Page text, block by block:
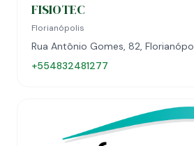
FISIOTEC
Florianópolis
Rua Antônio Gomes, 82,
+554832481277